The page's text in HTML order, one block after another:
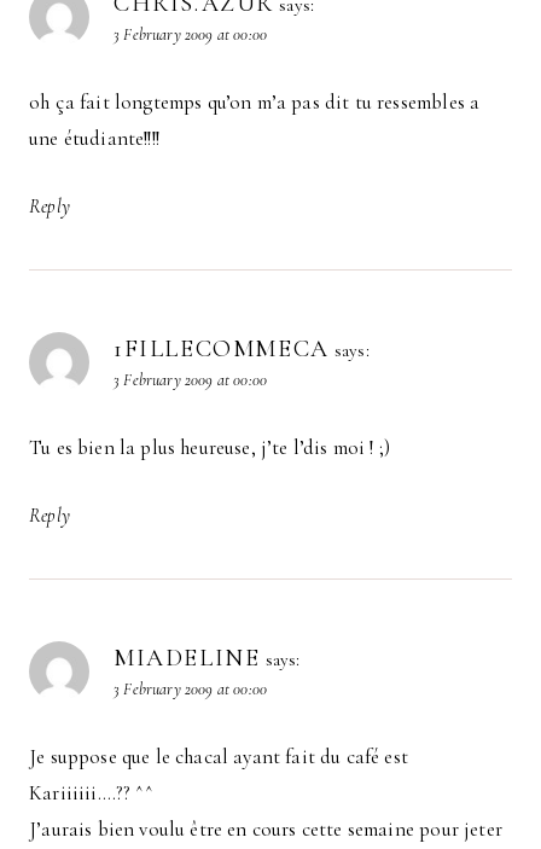
says:
3 February 2009 at 00:00
oh ça fait longtemps qu’on m’a pas dit tu ressembles a
une étudiante!!!!
Reply
1FILLECOMMECA says:
3 February 2009 at 00:00
Tu es bien la plus heureuse, j’te l’dis moi ! ;)
Reply
MIADELINE says:
3 February 2009 at 00:00
Je suppose que le chacal ayant fait du café est
Kariiiiii….?? ^^
J’aurais bien voulu être en cours cette semaine pour jeter